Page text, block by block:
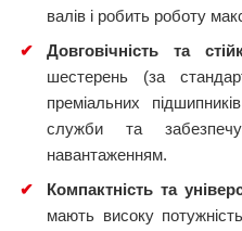
валів і робить роботу
✔
Довговічність та
шестерень (за
преміальних
служби та
навантаженням.
✔
Компактність та
мають високу